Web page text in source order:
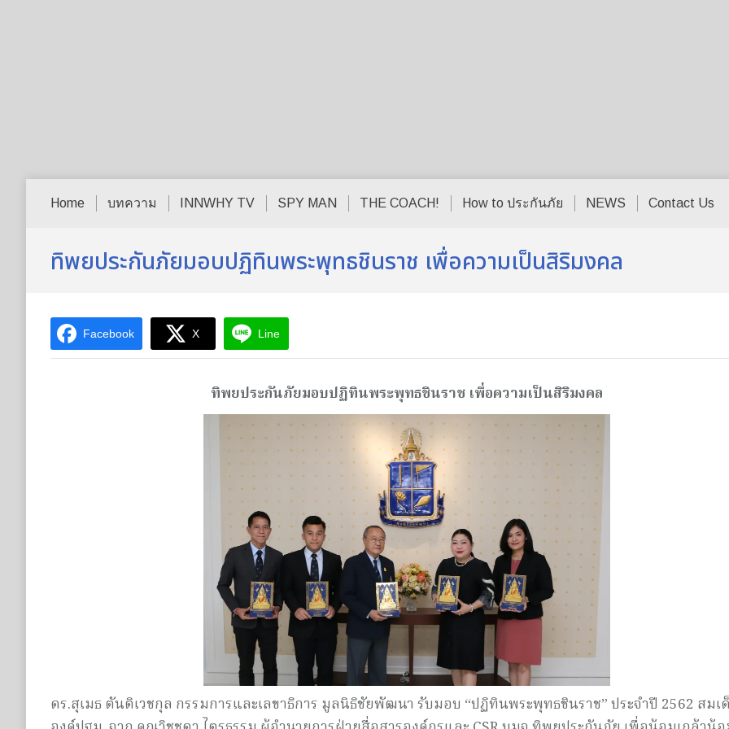
Home บทความ INNWHY TV SPY MAN THE COACH! How to ประกันภัย NEWS Contact Us
ทิพยประกันภัยมอบปฏิทินพระพุทธชินราช เพื่อความเป็นสิริมงคล
Facebook X Line
ทิพยประกันภัยมอบปฏิทินพระพุทธชินราช เพื่อความเป็นสิริมงคล
ดร.สุเมธ ตันติเวชกุล กรรมการและเลขาธิการ มูลนิธิชัยพัฒนา รับมอบ “ปฏิทินพระพุทธชินราช” ประจำปี 2562 สมเ